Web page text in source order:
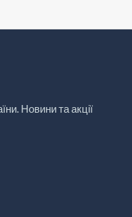
Новини та акції